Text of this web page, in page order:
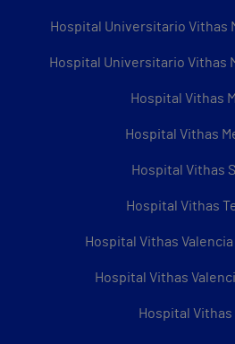
Hospital Universitario Vithas
Hospital Universitario Vithas
Hospital Vithas
Hospital Vithas
Hospital Vithas
Hospital Vithas
Hospital Vithas
Hospital Vithas
Hospital Vithas